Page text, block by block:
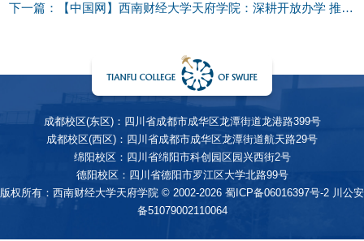
下一篇：【中国网】西南财经大学天府学院：深耕开放办学 推动国际教育高质量发展
成都校区(东区)：四川省成都市成华区龙潭街道龙港路399号
成都校区(西区)：四川省成都市成华区龙潭街道航天路29号
绵阳校区：四川省绵阳市科创园区园兴西街2号
德阳校区：四川省德阳市罗江区大学北路99号
版权所有：西南财经大学天府学院 © 2002-2026 蜀ICP备06016397号-2 川公安
备51079002110064